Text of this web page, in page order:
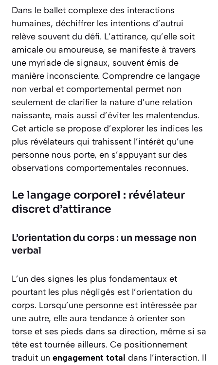
Dans le ballet complexe des interactions
humaines, déchiffrer les intentions d’autrui
relève souvent du défi. L’attirance, qu’elle soit
amicale ou amoureuse, se manifeste à travers
une myriade de signaux, souvent émis de
manière inconsciente. Comprendre ce langage
non verbal et comportemental permet non
seulement de clarifier la nature d’une relation
naissante, mais aussi d’éviter les malentendus.
Cet article se propose d’explorer les indices les
plus révélateurs qui trahissent l’intérêt qu’une
personne nous porte, en s’appuyant sur des
observations comportementales reconnues.
Le langage corporel : révélateur
discret d’attirance
L’orientation du corps : un message non
verbal
L’un des signes les plus fondamentaux et
pourtant les plus négligés est l’orientation du
corps. Lorsqu’une personne est intéressée par
une autre, elle aura tendance à orienter son
torse et ses pieds dans sa direction, même si sa
tête est tournée ailleurs. Ce positionnement
traduit un engagement total dans l’interaction. Il